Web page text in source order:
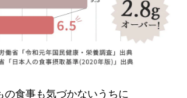
の食事も気づかないうちに